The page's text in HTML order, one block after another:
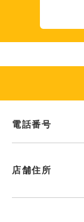
電話番号
店舗住所